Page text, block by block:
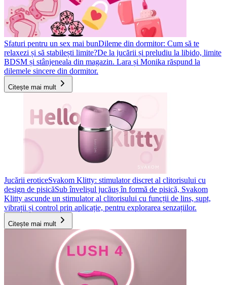
Sfaturi pentru un sex mai bunDileme din dormitor: Cum să te
relaxezi și să stabilești limite?De la jucării și preludiu la libido, limite
BDSM și stânjeneala din magazin. Lara și Monika răspund la
dilemele sincere din dormitor.
Citește mai mult
Jucării eroticeSvakom Klitty: stimulator discret al clitorisului cu
design de pisicăSub învelișul jucăuș în formă de pisică, Svakom
Klitty ascunde un stimulator al clitorisului cu funcții de lins, supt,
vibrații și control prin aplicație, pentru explorarea senzațiilor.
Citește mai mult